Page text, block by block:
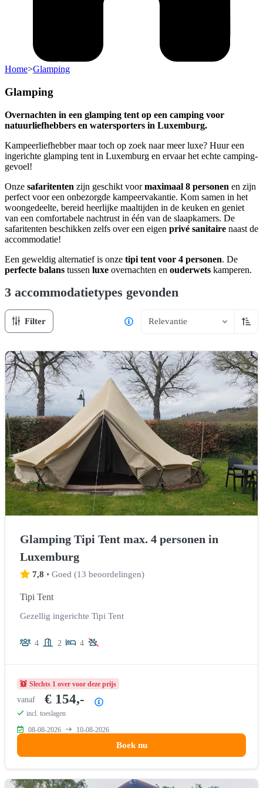
Home>Glamping
Glamping
Overnachten in een glamping tent op een camping voor
natuurliefhebbers en watersporters in Luxemburg.
Kampeerliefhebber maar toch op zoek naar meer luxe? Huur een
ingerichte glamping tent in Luxemburg en ervaar het echte camping-
gevoel!
Onze safaritenten zijn geschikt voormaximaal 8 personen en zijn
perfect voor een onbezorgde kampeervakantie. Kom samen in het
woongedeelte, bereid heerlijke maaltijden in de keuken en geniet
van een comfortabele nachtrust in één van de slaapkamers. De
safaritenten beschikken zelfs over een eigen privé sanitaire naast de
accommodatie!
Een geweldig alternatief is onze tipi tent voor 4 personen. De
perfecte balans tussen luxe overnachten en ouderwets kamperen.
3 accommodatietypes gevonden
Filter Relevantie
Glamping Tipi Tent max. 4 personen in
Luxemburg
7,8 • Goed (13 beoordelingen)
Tipi Tent
Gezellig ingerichte Tipi Tent
4 2 4
Slechts 1 over voor deze prijs
vanaf € 154,-
incl. toeslagen
08-08-2026 10-08-2026
Boek nu